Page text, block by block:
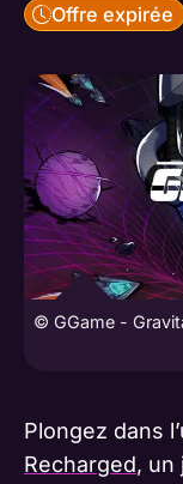
Offre expirée
© GGame -
Plongez dans
Recharged, un